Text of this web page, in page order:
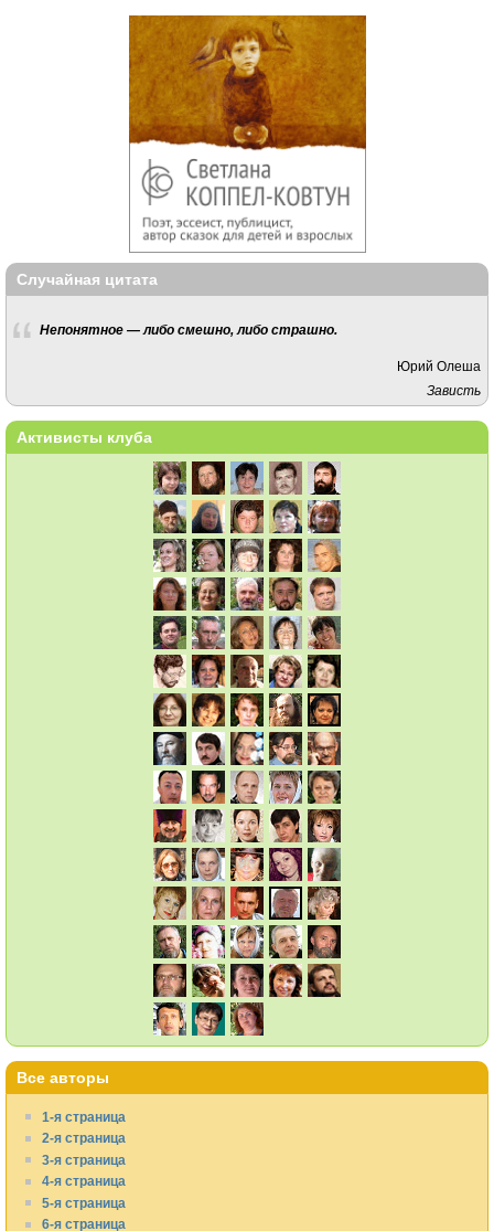
Случайная цитата
Непонятное — либо смешно, либо страшно.
Юрий Олеша
Зависть
Активисты клуба
Все авторы
1-я страница
2-я страница
3-я страница
4-я страница
5-я страница
6-я страница